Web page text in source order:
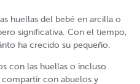
huellas del bebé en arcilla o
significativa. Con el tiempo,
ha crecido su pequeño.
con las huellas o incluso
compartir con abuelos y